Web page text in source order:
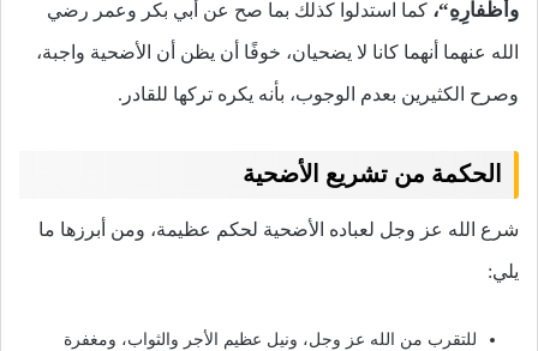
وأَظْفارِهِ“، كما استدلوا كذلك بما صح عن أبي بكر وعمر رضي
الله عنهما أنهما كانا لا يضحيان، خوفًا أن يظن أن الأضحية واجبة،
وصرح الكثيرين بعدم الوجوب، بأنه يكره تركها للقادر.
الحكمة من تشريع الأضحية
شرع الله عز وجل لعباده الأضحية لحكم عظيمة، ومن أبرزها ما
يلي:
للتقرب من الله عز وجل، ونيل عظيم الأجر والثواب، ومغفرة